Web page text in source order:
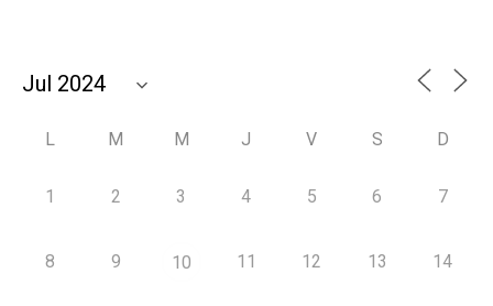
L M M J V S D
1 2 3 4 5 6 7
8 9 10 11 12 13 14